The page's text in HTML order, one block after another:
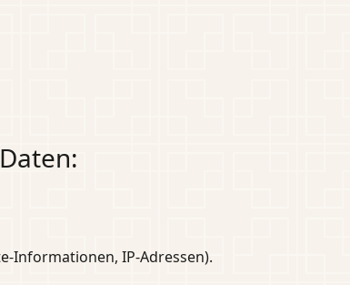
Informationen, IP-Adressen).